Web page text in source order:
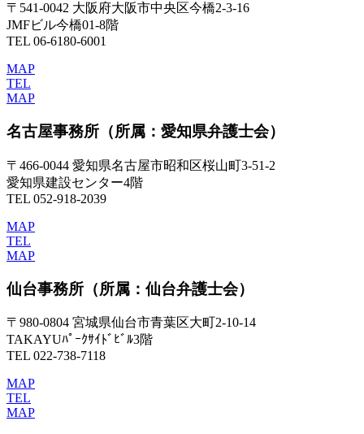
〒541-0042 大阪府大阪市中央区今橋2-3-16
JMFビル今橋01-8階
TEL 06-6180-6001
MAP
TEL
MAP
名古屋事務所 （所属：愛知県弁護士会）
〒466-0044 愛知県名古屋市昭和区桜山町3-51-2
愛知県建設センター4階
TEL 052-918-2039
MAP
TEL
MAP
仙台事務所 （所属：仙台弁護士会）
〒980-0804 宮城県仙台市青葉区大町2-10-14
TAKAYUﾊﾟｰｸｻｲﾄﾞﾋﾞﾙ3階
TEL 022-738-7118
MAP
TEL
MAP